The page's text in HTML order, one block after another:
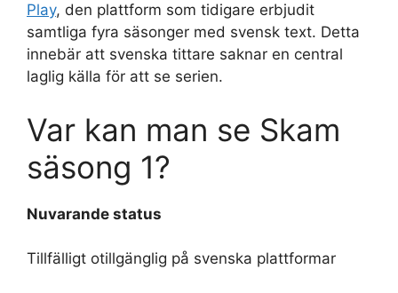
Play, den plattform som tidigare erbjudit
samtliga fyra säsonger med svensk text. Detta
innebär att svenska tittare saknar en central
laglig källa för att se serien.
Var kan man se Skam
säsong 1?
Nuvarande status
Tillfälligt otillgänglig på svenska plattformar